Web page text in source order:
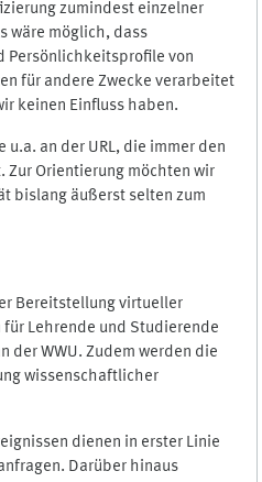
zumindest einzelner
wäre möglich, dass
Persönlichkeitsprofile von
für andere Zwecke verarbeitet
keinen Einfluss haben.
u.a. an der URL, die immer den
Orientierung möchten wir
bislang äußerst selten zum
Bereitstellung virtueller
Lehrende und Studierende
der WWU. Zudem werden die
wissenschaftlicher
dienen in erster Linie
Darüber hinaus